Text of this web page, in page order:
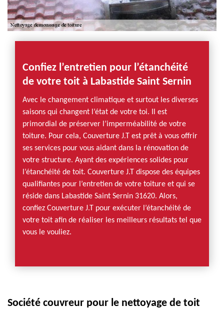
Confiez l’entretien pour l’étanchéité
de votre toit à Labastide Saint Sernin
Avec le changement climatique et surtout les diverses
saisons qui changent l’état de votre toi. Il est
primordial de préserver l’imperméabilité de votre
toiture. Pour cela, Couverture J.T est prêt à vous offrir
ses services pour vous aidant dans la rénovation de
votre structure. Ayant des expériences solides pour
l’étanchéité de toit. Couverture J.T dispose des équipes
qualifiantes pour l’entretien de votre toiture et qui se
réside dans Labastide Saint Sernin 31620. Alors,
confiez Couverture J.T pour exécuter l’étanchéité de
votre toit afin de réaliser les meilleurs résultats tel que
vous le vouliez.
Société couvreur pour le nettoyage de toit